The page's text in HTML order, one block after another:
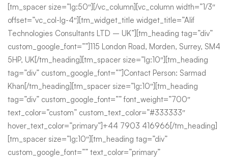
[tm_spacer size=”lg:50″][/vc_column][vc_column width=”1/3″
offset=”vc_col-lg-4″][tm_widget_title widget_title=”Alif
Technologies Consultants LTD – UK”][tm_heading tag=”div”
custom_google_font=””]115 London Road, Morden, Surrey, SM4
5HP, UK[/tm_heading][tm_spacer size=”lg:10″][tm_heading
tag=”div” custom_google_font=””]Contact Person: Sarmad
Khan[/tm_heading][tm_spacer size=”lg:10″][tm_heading
tag=”div” custom_google_font=”” font_weight=”700″
text_color=”custom” custom_text_color=”#333333″
hover_text_color=”primary”]+44 7903 416966[/tm_heading]
[tm_spacer size=”lg:10″][tm_heading tag=”div”
custom_google_font=”” text_color=”primary”